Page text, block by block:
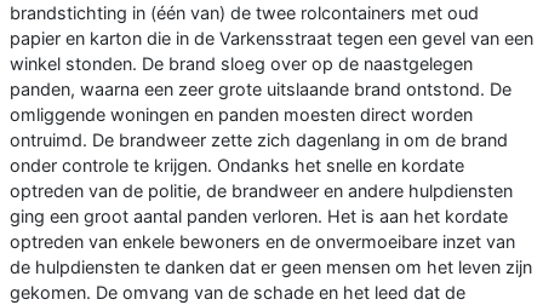
brandstichting in (één van) de twee rolcontainers met oud
papier en karton die in de Varkensstraat tegen een gevel van een
winkel stonden. De brand sloeg over op de naastgelegen
panden, waarna een zeer grote uitslaande brand ontstond. De
omliggende woningen en panden moesten direct worden
ontruimd. De brandweer zette zich dagenlang in om de brand
onder controle te krijgen. Ondanks het snelle en kordate
optreden van de politie, de brandweer en andere hulpdiensten
ging een groot aantal panden verloren. Het is aan het kordate
optreden van enkele bewoners en de onvermoeibare inzet van
de hulpdiensten te danken dat er geen mensen om het leven zijn
gekomen. De omvang van de schade en het leed dat de